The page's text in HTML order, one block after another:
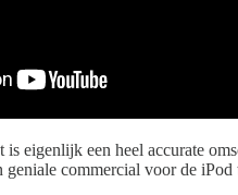
is eigenlijk een heel accurate
commercial voor de iPod